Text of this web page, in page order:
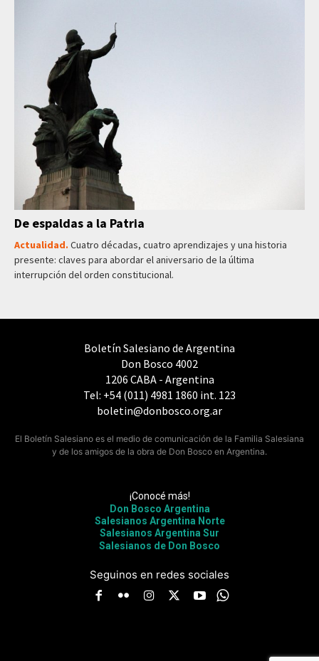
De espaldas a la Patria
Actualidad. Cuatro décadas, cuatro aprendizajes y una historia
presente: claves para abordar el aniversario de la última
interrupción del orden constitucional.
Boletín Salesiano de Argentina
Don Bosco 4002
1206 CABA - Argentina
Tel: +54 (011) 4981 1860 int. 123
boletin@donbosco.org.ar
El Boletín Salesiano es el medio de comunicación de la Familia Salesiana
y de los amigos de la obra de Don Bosco en Argentina.
¡Conocé más!
Don Bosco Argentina
Salesianos Argentina Norte
Salesianos Argentina Sur
Salesianos de Don Bosco
Seguinos en redes sociales